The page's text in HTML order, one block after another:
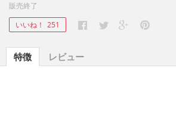
販売終了
いいね！ 251
特徴 レビュー